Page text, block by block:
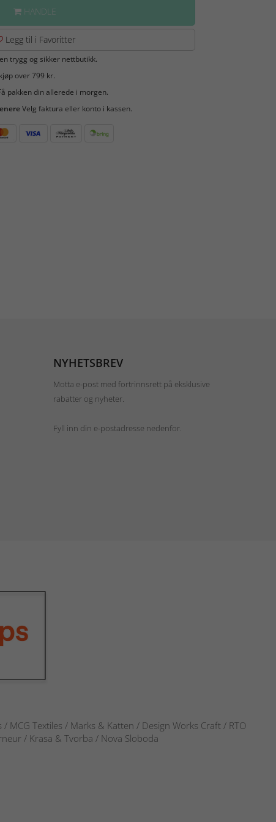
HANDLE
Legg til i Favoritter
trygg og sikker nettbutikk.
over 799 kr.
pakken din allerede i morgen.
Velg faktura eller konto i kassen.
NYHETSBREV
Motta e-post med fortrinnsrett på eksklusive
rabatter og nyheter.
Fyll inn din e-postadresse nedenfor.
MCG Textiles / Marks & Katten / Design Works Craft / RTO
/ Krasa & Tvorba / Nova Sloboda